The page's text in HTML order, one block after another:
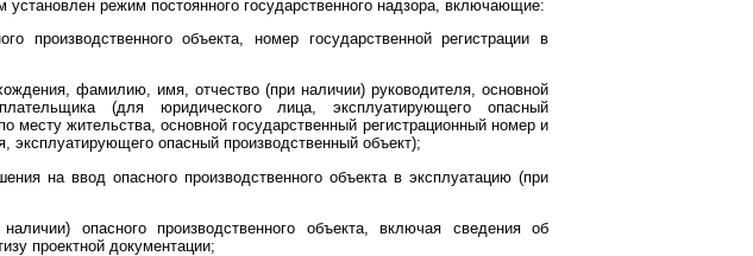
режим постоянного государственного надзора, включающие:
производственного объекта, номер государственной регистрации в
фамилию, имя, отчество (при наличии) руководителя, основной
(для юридического лица, эксплуатирующего опасный
жительства, основной государственный регистрационный номер и
опасный производственный объект);
на ввод опасного производственного объекта в эксплуатацию (при
опасного производственного объекта, включая сведения об
проектной документации;